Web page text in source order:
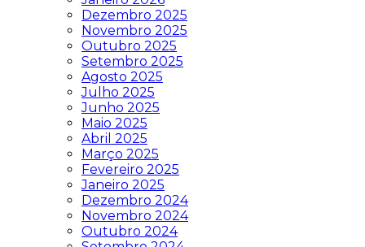
Dezembro 2025
Novembro 2025
Outubro 2025
Setembro 2025
Agosto 2025
Julho 2025
Junho 2025
Maio 2025
Abril 2025
Março 2025
Fevereiro 2025
Janeiro 2025
Dezembro 2024
Novembro 2024
Outubro 2024